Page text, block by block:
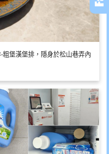
堡漢堡排，隱身於松山巷弄內